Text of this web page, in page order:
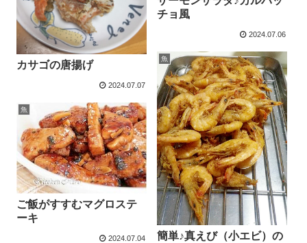
カサゴの唐揚げ
2024.07.07
チョ風
2024.07.06
魚
簡単♪真えび（小エビ）の
魚
ご飯がすすむマグロステ
ーキ
2024.07.04